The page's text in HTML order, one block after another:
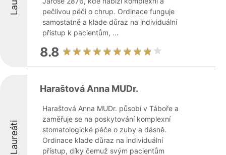
pečlivou péči o chrup. Ordinace funguje
samostatně a klade důraz na individuální
přístup k pacientům, ...
8.8
Laureáti
Haraštová Anna MUDr.
Haraštová Anna MUDr. působí v Táboře a
zaměřuje se na poskytování komplexní
stomatologické péče o zuby a dásně.
Ordinace klade důraz na individuální
přístup, díky čemuž svým pacientům